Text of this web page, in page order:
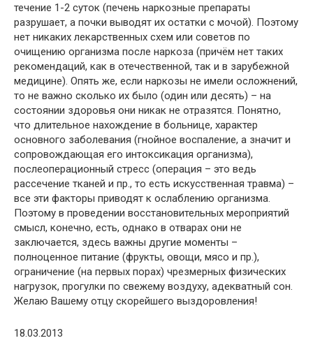
течение 1-2 суток (печень наркозные препараты
разрушает, а почки выводят их остатки с мочой). Поэтому
нет никаких лекарственных схем или советов по
очищению организма после наркоза (причём нет таких
рекомендаций, как в отечественной, так и в зарубежной
медицине). Опять же, если наркозы не имели осложнений,
то не важно сколько их было (один или десять) – на
состоянии здоровья они никак не отразятся. Понятно,
что длительное нахождение в больнице, характер
основного заболевания (гнойное воспаление, а значит и
сопровождающая его интоксикация организма),
послеоперационный стресс (операция – это ведь
рассечение тканей и пр., то есть искусственная травма) –
все эти факторы приводят к ослаблению организма.
Поэтому в проведении восстановительных мероприятий
смысл, конечно, есть, однако в отварах они не
заключается, здесь важны другие моменты –
полноценное питание (фрукты, овощи, мясо и пр.),
ограничение (на первых порах) чрезмерных физических
нагрузок, прогулки по свежему воздуху, адекватный сон.
Желаю Вашему отцу скорейшего выздоровления!
18.03.2013